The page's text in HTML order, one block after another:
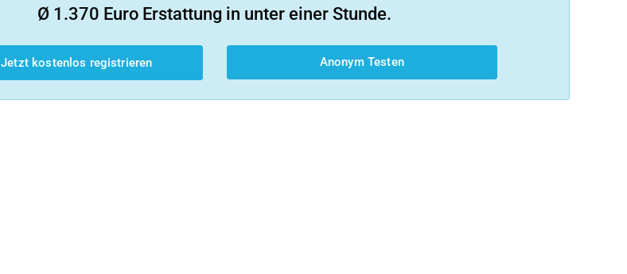
Ø 1.370 Euro Erstattung in unter einer Stunde.
Jetzt kostenlos registrieren Anonym Testen